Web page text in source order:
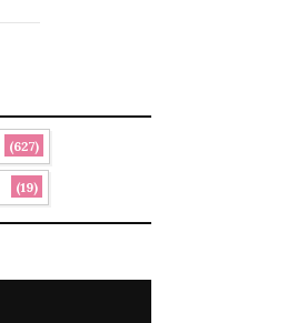
(627)
(19)